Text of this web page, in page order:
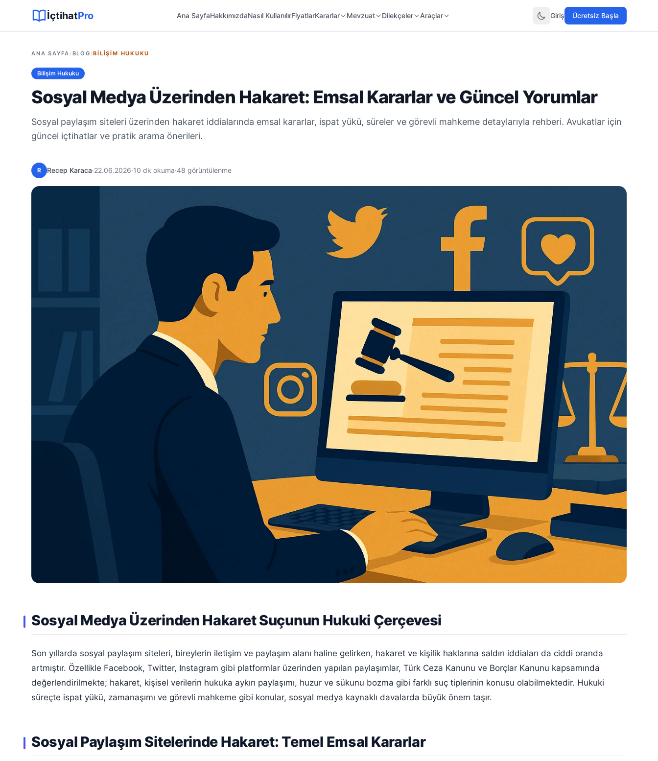
İçtihatPro Ana SayfaHakkımızdaNasıl KullanılırFiyatlarKararlar Mevzuat Dilekçeler Araçlar Giriş Ücretsiz Başla
ANA SAYFA /BLOG /BILIŞIM HUKUKU
Bilişim Hukuku
Sosyal Medya Üzerinden Hakaret: Emsal Kararlar ve Güncel Yorumlar
Sosyal paylaşım siteleri üzerinden hakaret iddialarında emsal kararlar, ispat yükü, süreler ve görevli mahkeme detaylarıyla rehberi. Avukatlar için
güncel içtihatlar ve pratik arama önerileri.
R Recep Karaca·22.06.2026·10 dk okuma·48 görüntülenme
Sosyal Medya Üzerinden Hakaret Suçunun Hukuki Çerçevesi
Son yıllarda sosyal paylaşım siteleri, bireylerin iletişim ve paylaşım alanı haline gelirken, hakaret ve kişilik haklarına saldırı iddiaları da ciddi oranda
artmıştır. Özellikle Facebook, Twitter, Instagram gibi platformlar üzerinden yapılan paylaşımlar, Türk Ceza Kanunu ve Borçlar Kanunu kapsamında
değerlendirilmekte; hakaret, kişisel verilerin hukuka aykırı paylaşımı, huzur ve sükunu bozma gibi farklı suç tiplerinin konusu olabilmektedir. Hukuki
süreçte ispat yükü, zamanaşımı ve görevli mahkeme gibi konular, sosyal medya kaynaklı davalarda büyük önem taşır.
Sosyal Paylaşım Sitelerinde Hakaret: Temel Emsal Kararlar